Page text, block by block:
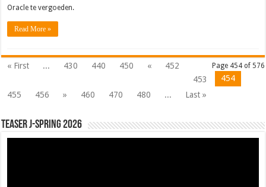
Oracle te vergoeden.
Read More »
Page 454 of 576
« First ... 430 440 450 «
452
453
454
455
456 » 460 470 480 ... Last »
Teaser J-Spring 2026